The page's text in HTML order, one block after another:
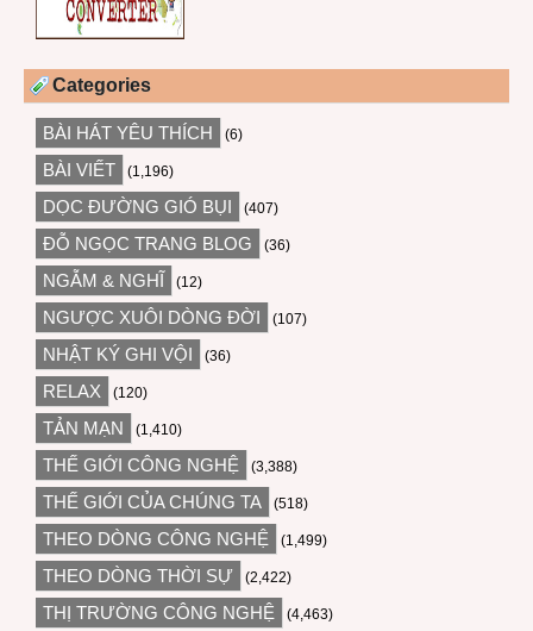
Categories
BÀI HÁT YÊU THÍCH (6)
BÀI VIẾT (1,196)
DỌC ĐƯỜNG GIÓ BỤI (407)
ĐỖ NGỌC TRANG BLOG (36)
NGẪM & NGHĨ (12)
NGƯỢC XUÔI DÒNG ĐỜI (107)
NHẬT KÝ GHI VỘI (36)
RELAX (120)
TẢN MẠN (1,410)
THẾ GIỚI CÔNG NGHỆ (3,388)
THẾ GIỚI CỦA CHÚNG TA (518)
THEO DÒNG CÔNG NGHỆ (1,499)
THEO DÒNG THỜI SỰ (2,422)
THỊ TRƯỜNG CÔNG NGHỆ (4,463)